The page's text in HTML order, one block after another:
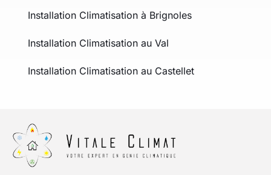
Installation Climatisation à Brignoles
Installation Climatisation au Val
Installation Climatisation au Castellet